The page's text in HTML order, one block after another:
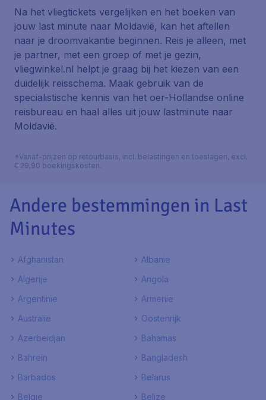
Na het vliegtickets vergelijken en het boeken van
jouw last minute naar Moldavië, kan het aftellen
naar je droomvakantie beginnen. Reis je alleen, met
je partner, met een groep of met je gezin,
vliegwinkel.nl helpt je graag bij het kiezen van een
duidelijk reisschema. Maak gebruik van de
specialistische kennis van het oer-Hollandse online
reisbureau en haal alles uit jouw lastminute naar
Moldavië.
*Vanaf-prijzen op retourbasis, incl. belastingen en toeslagen, excl.
€ 29,90 boekingskosten.
Andere bestemmingen in Last
Minutes
Afghanistan
Albanie
Algerije
Angola
Argentinie
Armenie
Australie
Oostenrijk
Azerbeidjan
Bahamas
Bahrein
Bangladesh
Barbados
Belarus
Belgie
Belize